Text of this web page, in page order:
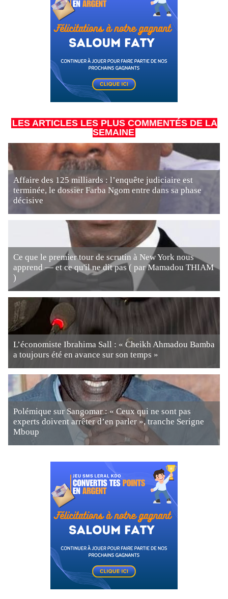
LES ARTICLES LES PLUS COMMENTÉS DE LA
SEMAINE
Affaire des 125 milliards : l’enquête judiciaire est
terminée, le dossier Farba Ngom entre dans sa phase
décisive
Ce que le premier tour de scrutin à New York nous
apprend — et ce qu'il ne dit pas ( par Mamadou THIAM
)
L’économiste Ibrahima Sall : « Cheikh Ahmadou Bamba
a toujours été en avance sur son temps »
Polémique sur Sangomar : « Ceux qui ne sont pas
experts doivent arrêter d’en parler », tranche Serigne
Mboup